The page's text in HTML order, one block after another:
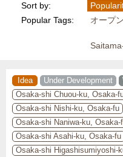
Sort by:
Popular Tags:
オープ
Idea Under Development
Osaka-shi Chuou-ku, Osaka-
Osaka-shi Nishi-ku, Osaka-fu
Osaka-shi Naniwa-ku, Osaka-
Osaka-shi Asahi-ku, Osaka-fu
Osaka-shi Higashisumiyoshi-